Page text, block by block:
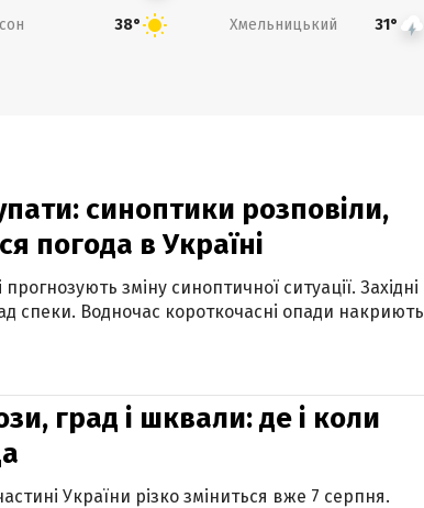
38° Хмельницький 31°
синоптики розповіли,
погода в Україні
зміну синоптичної ситуації. Західні
спеки. Водночас короткочасні опади накриють
град і шквали: де і коли
України різко зміниться вже 7 серпня.